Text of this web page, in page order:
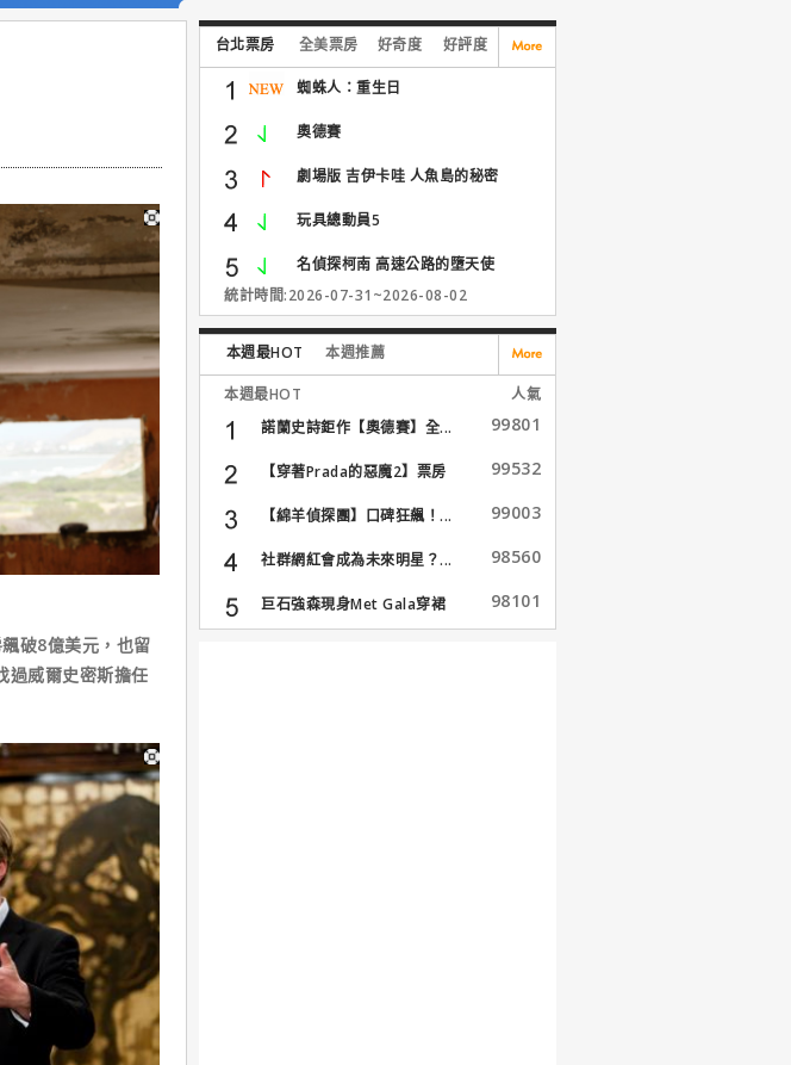
破8億美元，也留
過威爾史密斯擔任
台北票房 全美票房 好奇度 好評度
蜘蛛人：重生日
奧德賽
劇場版 吉伊卡哇 人魚島的秘密
玩具總動員5
名偵探柯南 高速公路的墮天使
統計時間:2026-07-31~2026-08-02
本週最HOT 本週推薦
本週最HOT
人氣
諾蘭史詩鉅作【奧德賽】全...
99801
【穿著Prada的惡魔2】票房
99532
【綿羊偵探團】口碑狂飆！... 99003
社群網紅會成為未來明星？... 98560
巨石強森現身Met Gala穿裙
子...
98101